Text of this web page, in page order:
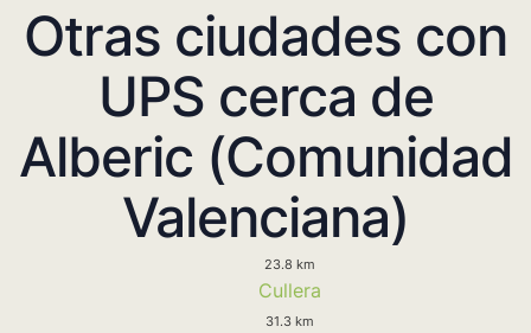
Otras ciudades con
UPS cerca de
Alberic (Comunidad
Valenciana)
23.8 km
Cullera
31.3 km